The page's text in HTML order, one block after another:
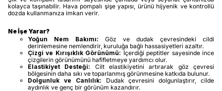
kolayca taşınabilir. Hava pompalı şişe yapısı, ürünü hijyenik ve kontrollü
dozda kullanmanıza imkan verir.
Ne İşe Yarar?
Yoğun Nem Bakımı: Göz ve dudak çevresindeki cildi
derinlemesine nemlendirir, kuruluğa bağlı hassasiyetleri azaltır.
Çizgi ve Kırışıklık Görünümü: İçerdiği peptitler sayesinde ince
çizgilerin görünümünü hafifletmeye yardımcı olur.
Elastikiyet Desteği: Cilt elastikiyetini artırarak göz çevresi
bölgesinin daha sıkı ve toparlanmış görünmesine katkıda bulunur.
Dolgunluk ve Canlılık: Dudak çevresini dolgunlaştırır, cilde
aydınlık ve genç bir görünüm kazandırır.